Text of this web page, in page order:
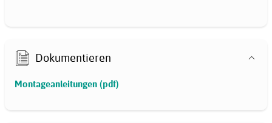
Dokumentieren
Montageanleitungen (pdf)